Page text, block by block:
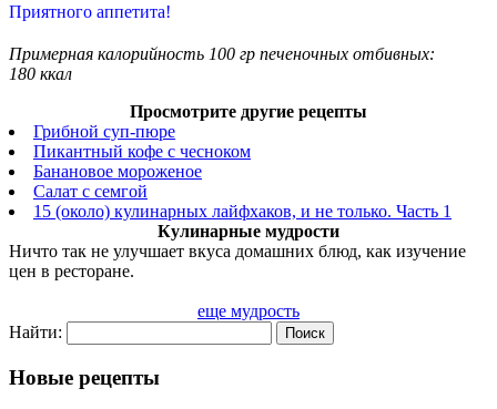
Приятного аппетита!
Примерная калорийность 100 гр печеночных отбивных:
180 ккал
Просмотрите другие рецепты
Грибной суп-пюре
Пикантный кофе с чесноком
Банановое мороженое
Салат с семгой
15 (около) кулинарных лайфхаков, и не только. Часть 1
Кулинарные мудрости
Ничто так не улучшает вкуса домашних блюд, как изучение
цен в ресторане.
еще мудрость
Найти:
Новые рецепты